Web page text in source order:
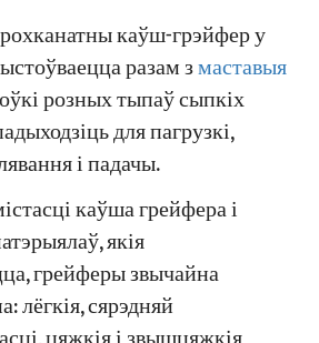
каўш-грэйфер у
разам змаставыя
розных тыпаў сыпкіх
для пагрузкі,
і падачы.
каўша грейфера і
якія
грейферы звычайна
лёгкія, сярэдняй